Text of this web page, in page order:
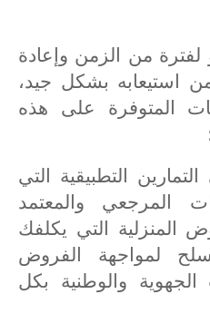
من الزمن وإعادة
استيعابه بشكل جيد،
المتوفرة على هذه
التطبيقية التي
المرجعي والمعتمد
المنزلية التي يكلفك
لمواجهة الفروض
الجهوية والوطنية بكل